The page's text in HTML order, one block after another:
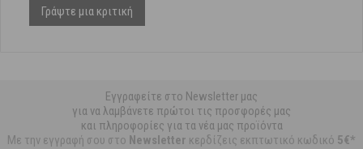
Γράψτε μια κριτική
Εγγραφείτε στο Newsletter μας
για να λαμβάνετε πρώτοι τις προσφορές μας
και πληροφορίες για τα νέα μας προϊόντα
Με την εγγραφή σου στο Newsletter κερδίζεις εκπτωτικό κωδικό 5€*